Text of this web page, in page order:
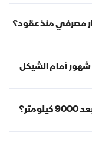
مصرفي منذ عقود؟